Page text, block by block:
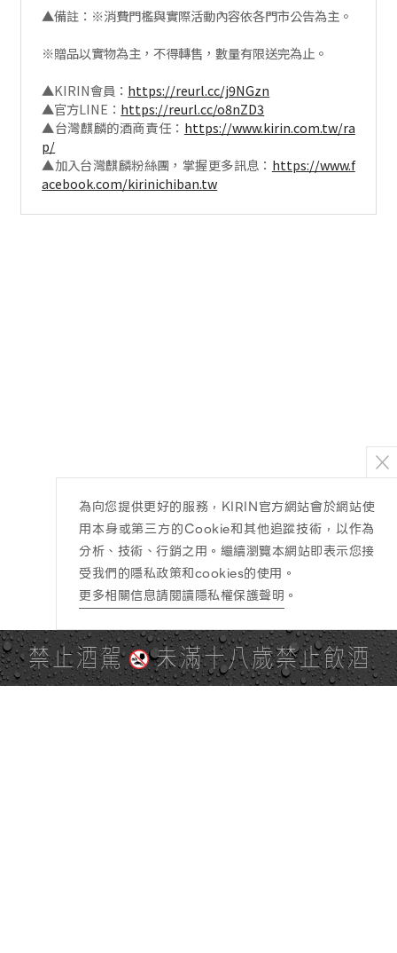
▲備註：※消費門檻與實際活動內容依各門市公告為主。
※贈品以實物為主，不得轉售，數量有限送完為止。
▲KIRIN會員： https://reurl.cc/j9NGzn
▲官方LINE： https://reurl.cc/o8nZD3
▲台灣麒麟的酒商責任： https://www.kirin.com.tw/ra
p/
▲加入台灣麒麟粉絲團，掌握更多訊息： https://www.f
acebook.com/kirinichiban.tw
禁止酒駕 未滿十八歲禁止飲酒
為向您提供更好的服務，KIRIN官方網站會於網站使
用本身或第三方的Cookie和其他追蹤技術，以作為
分析、技術、行銷之用。繼續瀏覽本網站即表示您接
受我們的隱私政策和cookies的使用。
更多相關信息請閱讀隱私權保護聲明 。
PAGE TOP